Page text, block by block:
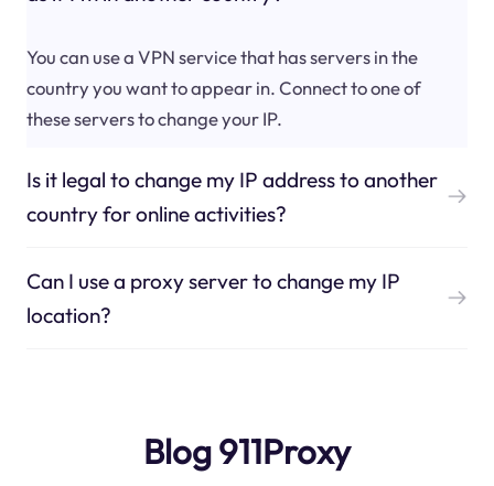
You can use a VPN service that has servers in the
country you want to appear in. Connect to one of
these servers to change your IP.
Is it legal to change my IP address to another
country for online activities?
Can I use a proxy server to change my IP
location?
Blog 911Proxy